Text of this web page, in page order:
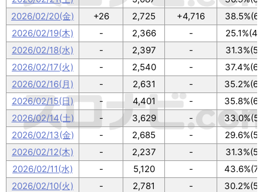
2026/02/20(金)
+26 2,725 +4,716
2026/02/19(木)
- 2,366 -
2026/02/18(水)
- 2,397 -
2026/02/17(火)
- 2,540 -
2026/02/16(月)
- 2,631 -
2026/02/15(日)
- 4,401 -
2026/02/14(土)
- 3,629 -
2026/02/13(金)
- 2,685 -
2026/02/12(木)
- 2,237 -
2026/02/11(水)
- 5,120 -
2026/02/10(火)
- 2,781 -